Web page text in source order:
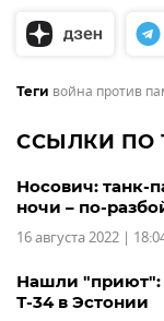
Теги война против
ССЫЛКИ ПО
Носович: танк-
ночи – по-
16 августа 2022 |
Нашли "приют":
Т-34 в Эстонии